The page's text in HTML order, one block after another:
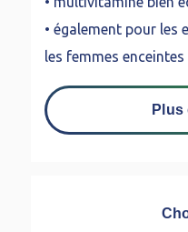
• également pour les
les femmes enceintes
Plus